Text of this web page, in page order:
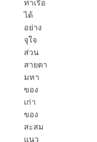
ท่าเรือ
ได้
อย่าง
จุใจ
ส่วน
สายตา
มหา
ของ
เก่า
ของ
สะสม
แนว